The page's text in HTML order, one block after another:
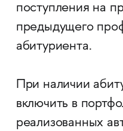
поступления на
предыдущего
абитуриента.
При наличии
включить в
реализованных